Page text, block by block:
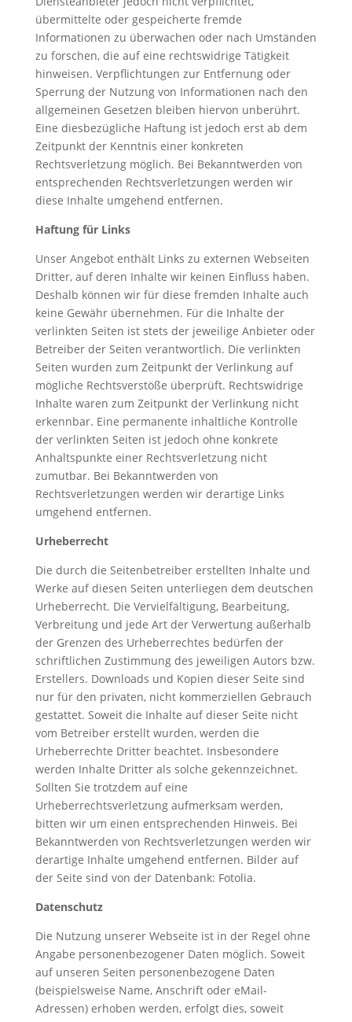
übermittelte oder gespeicherte fremde
Informationen zu überwachen oder nach Umständen
zu forschen, die auf eine rechtswidrige Tätigkeit
hinweisen. Verpflichtungen zur Entfernung oder
Sperrung der Nutzung von Informationen nach den
allgemeinen Gesetzen bleiben hiervon unberührt.
Eine diesbezügliche Haftung ist jedoch erst ab dem
Zeitpunkt der Kenntnis einer konkreten
Rechtsverletzung möglich. Bei Bekanntwerden von
entsprechenden Rechtsverletzungen werden wir
diese Inhalte umgehend entfernen.
Haftung für Links
Unser Angebot enthält Links zu externen Webseiten
Dritter, auf deren Inhalte wir keinen Einfluss haben.
Deshalb können wir für diese fremden Inhalte auch
keine Gewähr übernehmen. Für die Inhalte der
verlinkten Seiten ist stets der jeweilige Anbieter oder
Betreiber der Seiten verantwortlich. Die verlinkten
Seiten wurden zum Zeitpunkt der Verlinkung auf
mögliche Rechtsverstöße überprüft. Rechtswidrige
Inhalte waren zum Zeitpunkt der Verlinkung nicht
erkennbar. Eine permanente inhaltliche Kontrolle
der verlinkten Seiten ist jedoch ohne konkrete
Anhaltspunkte einer Rechtsverletzung nicht
zumutbar. Bei Bekanntwerden von
Rechtsverletzungen werden wir derartige Links
umgehend entfernen.
Urheberrecht
Die durch die Seitenbetreiber erstellten Inhalte und
Werke auf diesen Seiten unterliegen dem deutschen
Urheberrecht. Die Vervielfältigung, Bearbeitung,
Verbreitung und jede Art der Verwertung außerhalb
der Grenzen des Urheberrechtes bedürfen der
schriftlichen Zustimmung des jeweiligen Autors bzw.
Erstellers. Downloads und Kopien dieser Seite sind
nur für den privaten, nicht kommerziellen Gebrauch
gestattet. Soweit die Inhalte auf dieser Seite nicht
vom Betreiber erstellt wurden, werden die
Urheberrechte Dritter beachtet. Insbesondere
werden Inhalte Dritter als solche gekennzeichnet.
Sollten Sie trotzdem auf eine
Urheberrechtsverletzung aufmerksam werden,
bitten wir um einen entsprechenden Hinweis. Bei
Bekanntwerden von Rechtsverletzungen werden wir
derartige Inhalte umgehend entfernen. Bilder auf
der Seite sind von der Datenbank: Fotolia.
Datenschutz
Die Nutzung unserer Webseite ist in der Regel ohne
Angabe personenbezogener Daten möglich. Soweit
auf unseren Seiten personenbezogene Daten
(beispielsweise Name, Anschrift oder eMail-
Adressen) erhoben werden, erfolgt dies, soweit